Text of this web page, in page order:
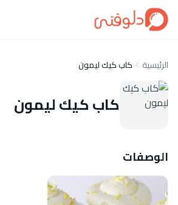
الرئيسية كاب كيك ليمون
كاب كيك ليمون
الوصفات